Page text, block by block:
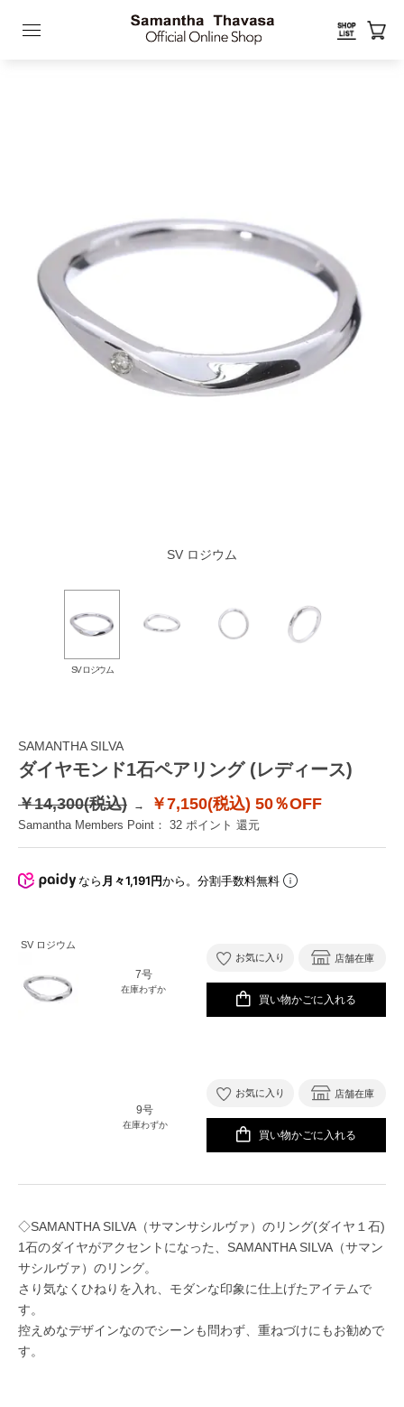
SV ロジウム
SV ロジウム
SAMANTHA SILVA
ダイヤモンド1石ペアリング (レディース)
￥14,300(税込) ￥7,150(税込) 50％OFF
Samantha Members Point： 32 ポイント 還元
なら 月々1,191円から。分割手数料無料
SV ロジウム
7号
在庫わずか
お気に入り 店舗在庫
買い物かごに入れる
9号
在庫わずか
お気に入り 店舗在庫
買い物かごに入れる
◇SAMANTHA SILVA（サマンサシルヴァ）のリング(ダイヤ１石)
1石のダイヤがアクセントになった、SAMANTHA SILVA（サマン
サシルヴァ）のリング。
さり気なくひねりを入れ、モダンな印象に仕上げたアイテムで
す。
控えめなデザインなのでシーンも問わず、重ねづけにもお勧めで
す。